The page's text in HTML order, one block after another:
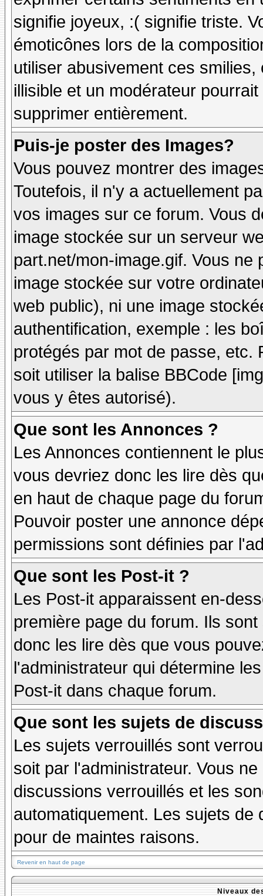
signifie joyeux, :( signifie triste.
émoticônes lors de la
utiliser abusivement ces
illisible et un modérateur
supprimer entièrement.
Puis-je poster des Images?
Vous pouvez montrer des
Toutefois, il n'y a actuellement
vos images sur ce forum. Vous
image stockée sur un serveur
part.net/mon-image.gif. Vous
image stockée sur votre
web public), ni une image
authentification, exemple : les
protégés par mot de passe, etc.
soit utiliser la balise BBCode
vous y êtes autorisé).
Que sont les Annonces ?
Les Annonces contiennent le
vous devriez donc les lire dès
en haut de chaque page du
Pouvoir poster une annonce
permissions sont définies par
Que sont les Post-it ?
Les Post-it apparaissent en-
première page du forum. Ils
donc les lire dès que vous
l'administrateur qui détermine
Post-it dans chaque forum.
Que sont les sujets de
Les sujets verrouillés sont
soit par l'administrateur. Vous
discussions verrouillés et les
automatiquement. Les sujets
pour de maintes raisons.
Revenir en haut de page
Niveaux